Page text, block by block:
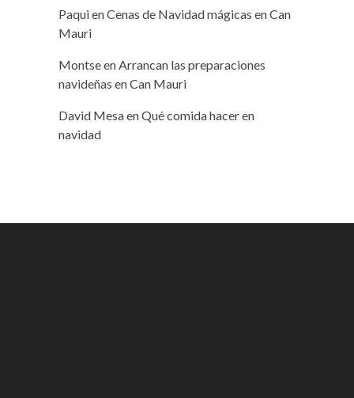
PaquienCenas de Navidad mágicas en Can
Mauri
MontseenArrancan las preparaciones
navideñas en Can Mauri
David MesaenQué comida hacer en
navidad